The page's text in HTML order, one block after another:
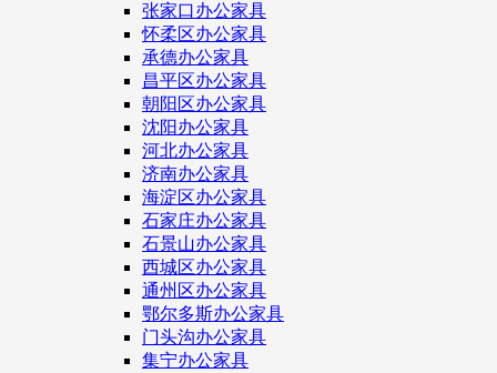
张家口办公家具
怀柔区办公家具
承德办公家具
昌平区办公家具
朝阳区办公家具
沈阳办公家具
河北办公家具
济南办公家具
海淀区办公家具
石家庄办公家具
石景山办公家具
西城区办公家具
通州区办公家具
鄂尔多斯办公家具
门头沟办公家具
集宁办公家具